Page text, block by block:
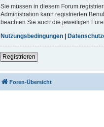
Sie müssen in diesem Forum
Administration kann registrierten
beachten Sie auch die jeweiligen
Nutzungsbedingungen
Registrieren
Foren-Übersicht